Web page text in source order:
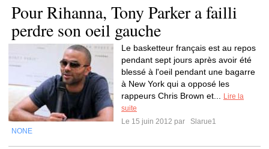
Pour Rihanna, Tony Parker a failli
perdre son oeil gauche
Le basketteur français est au repos
pendant sept jours après avoir été
blessé à l'oeil pendant une bagarre
à New York qui a opposé les
rappeurs Chris Brown et...
Lire la
suite
Le 15 juin 2012 par
Slarue1
NONE